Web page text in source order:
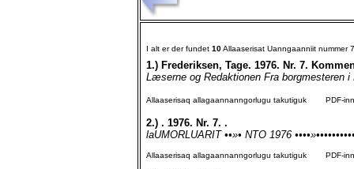
I alt er der fundet 10Allaaserisat Uanngaanniit nummer
1.) Frederiksen, Tage. 1976. Nr. 7.
Læserne og Redaktionen Fra borgmesteren
Allaaserisaq allagaannanngorlugu takutiguk PDF-
2.) . 1976. Nr. 7. .
laUMORLUARIT ••»• NTO 1976
Allaaserisaq allagaannanngorlugu takutiguk PDF-